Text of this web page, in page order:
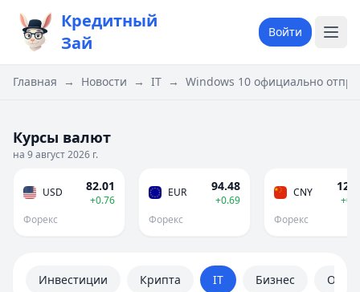
Кредитный
Зай
Войти
Главная → Новости → IT → Windows 10 официально
Курсы валют
на 9 август 2026 г.
USD 82.01
+0.76
Форекс
EUR 94.48
+0.69
Форекс
CNY
Форекс
Инвестиции Крипта IT Бизнес